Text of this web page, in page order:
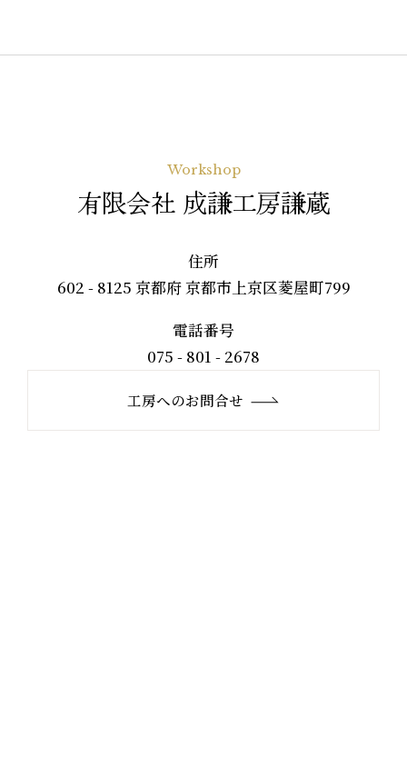
Workshop
有限会社 成謙工房謙蔵
住所
602 - 8125 京都府 京都市上京区菱屋町799
電話番号
075 - 801 - 2678
工房へのお問合せ